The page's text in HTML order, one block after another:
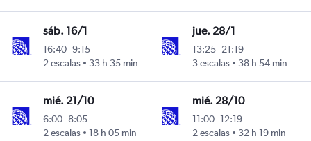
sáb. 16/1
16:40-9:15
2 escalas
33 h 35 min
jue. 28/1
13:25-21:19
3 escalas
38 h 54 min
mié. 21/10
6:00-8:05
2 escalas
18 h 05 min
mié. 28/10
11:00-12:19
2 escalas
32 h 19 min